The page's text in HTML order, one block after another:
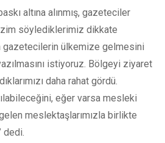
altına alınmış, gazeteciler
söylediklerimiz dikkate
gazetecilerin ülkemize gelmesini
istiyoruz. Bölgeyi ziyaret
daha rahat gördü.
eğer varsa mesleki
meslektaşlarımızla birlikte
dedi.